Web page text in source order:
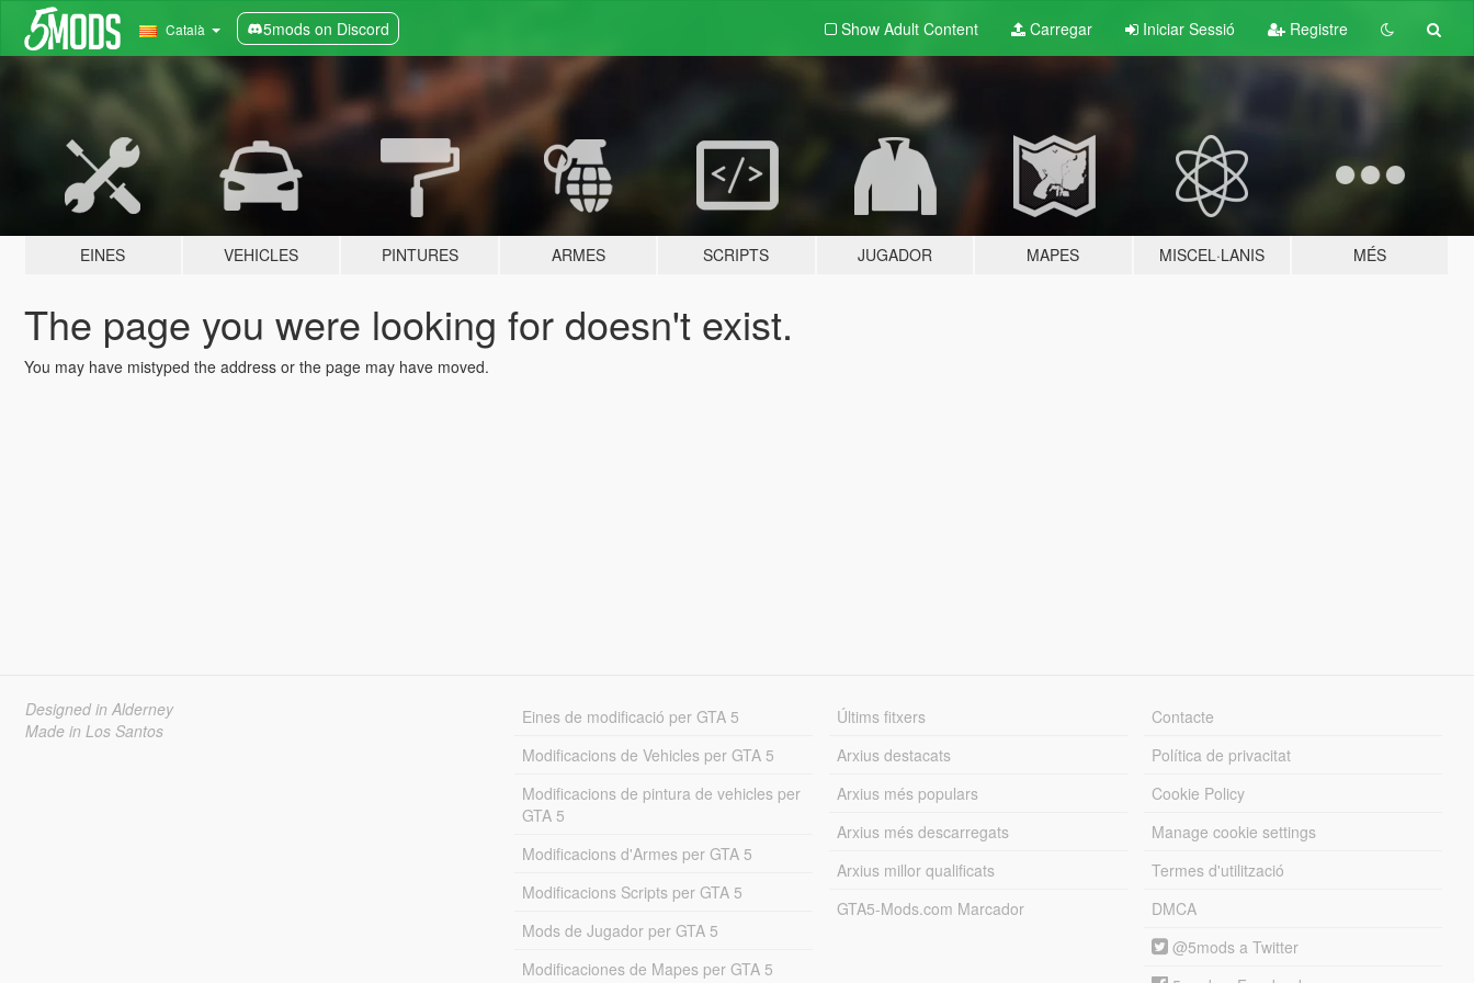
Català 5mods on Discord Show Adult Content Carregar Iniciar Sessió Registre
EINES VEHICLES PINTURES ARMES SCRIPTS JUGADOR MAPES MISCEL·LANIS MÉS
The page you were looking for doesn't exist.
You may have mistyped the address or the page may have moved.
Designed in Alderney
Made in Los Santos
Eines de modificació per GTA 5
Modificacions de Vehicles per GTA 5
Modificacions de pintura de vehicles per
GTA 5
Modificacions d'Armes per GTA 5
Modificacions Scripts per GTA 5
Mods de Jugador per GTA 5
Modificaciones de Mapes per GTA 5
Últims fitxers
Arxius destacats
Arxius més populars
Arxius més descarregats
Arxius millor qualificats
GTA5-Mods.com Marcador
Contacte
Política de privacitat
Cookie Policy
Manage cookie settings
Termes d'utilització
DMCA
@5mods a Twitter